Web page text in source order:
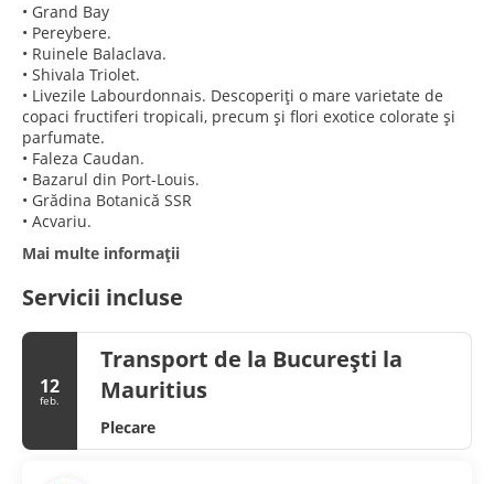
• Grand Bay
• Pereybere.
• Ruinele Balaclava.
• Shivala Triolet.
• Livezile Labourdonnais. Descoperiți o mare varietate de
copaci fructiferi tropicali, precum și flori exotice colorate și
parfumate.
• Faleza Caudan.
• Bazarul din Port-Louis.
• Grădina Botanică SSR
• Acvariu.
Mai multe informații
Servicii incluse
12
feb.
Transport de la București la
Mauritius
Plecare